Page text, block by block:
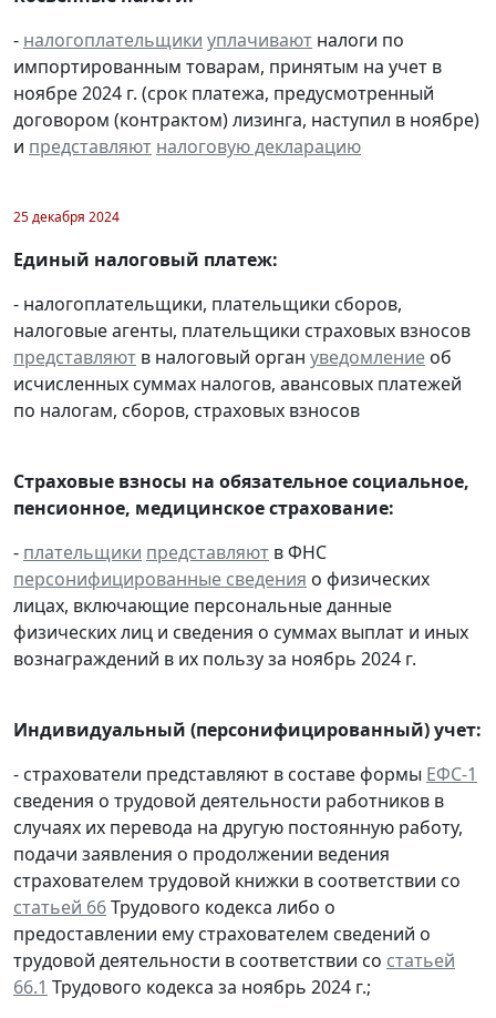
- налогоплательщики уплачивают налоги по
импортированным товарам, принятым на учет в
ноябре 2024 г. (срок платежа, предусмотренный
договором (контрактом) лизинга, наступил в ноябре)
и представляют налоговую декларацию
25 декабря 2024
Единый налоговый платеж:
- налогоплательщики, плательщики сборов,
налоговые агенты, плательщики страховых взносов
представляют в налоговый орган уведомление об
исчисленных суммах налогов, авансовых платежей
по налогам, сборов, страховых взносов
Страховые взносы на обязательное социальное,
пенсионное, медицинское страхование:
- плательщики представляют в ФНС
персонифицированные сведения о физических
лицах, включающие персональные данные
физических лиц и сведения о суммах выплат и иных
вознаграждений в их пользу за ноябрь 2024 г.
Индивидуальный (персонифицированный) учет:
- страхователи представляют в составе формы ЕФС-1
сведения о трудовой деятельности работников в
случаях их перевода на другую постоянную работу,
подачи заявления о продолжении ведения
страхователем трудовой книжки в соответствии со
статьей 66Трудового кодекса либо о
предоставлении ему страхователем сведений о
трудовой деятельности в соответствии со статьей
66.1 Трудового кодекса за ноябрь 2024 г.;